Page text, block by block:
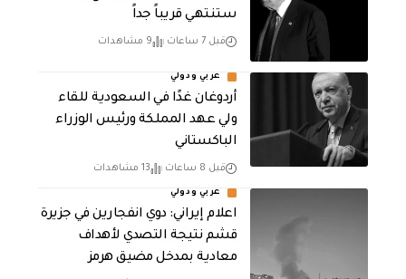
ستنتهي قريباً جداً
قبل 7 ساعات 9 مشاهدات
عربي ودولي
أردوغان غدًا في السعودية للقاء
ولي عهد المملكة ورئيس الوزراء
الباكستاني
قبل 8 ساعات 13 مشاهدات
عربي ودولي
اعلام إيراني: دوي انفجارين في جزيرة
قشم نتيجة التصدي لأهداف
معادية بمدخل مضيق هرمز